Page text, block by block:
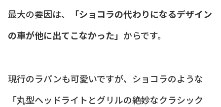
最大の要因は、
「ショコラの代わりになるデザイン
の車が他に出てこなかった」 からです。
現行のラパンも可愛いですが、ショコラのような
「丸型ヘッドライトとグリルの絶妙なクラシック